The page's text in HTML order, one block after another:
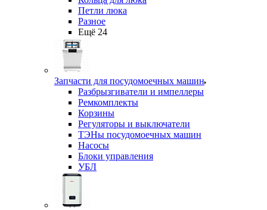
Петли люка
Разное
Ещё 24
Запчасти для посудомоечных машин
Разбрызгиватели и импеллеры
Ремкомплекты
Корзины
Регуляторы и выключатели
ТЭНы посудомоечных машин
Насосы
Блоки управления
УБЛ